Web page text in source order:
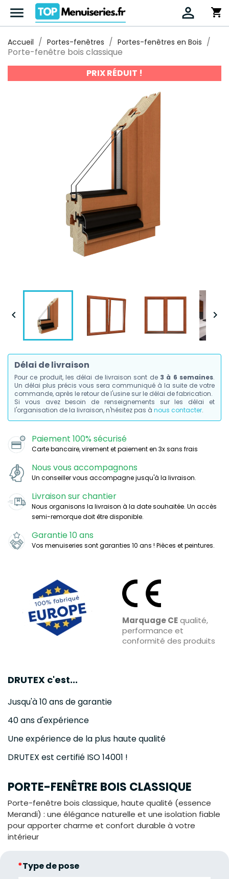
 shopping_cart

Accueil Portes-fenêtres Portes-fenêtres en Bois
Porte-fenêtre bois classique
PRIX RÉDUIT !
 
Délai de livraison
Pour ce produit, les délai de livraison sont de 3 à 6 semaines.
Un délai plus précis vous sera communiqué à la suite de votre
commande, après le retour de l'usine sur le délai de fabrication.
Si vous avez besoin de renseignements sur les délai et
l'organisation de la livraison, n'hésitez pas à nous contacter.
Paiement 100% sécurisé
Carte bancaire, virement et paiement en 3x sans frais
Nous vous accompagnons
Un conseiller vous accompagne jusqu'à la livraison.
Livraison sur chantier
Nous organisons la livraison à la date souhaitée. Un accès
semi-remorque doit être disponible.
Garantie 10 ans
Vos menuiseries sont garanties 10 ans ! Pièces et peintures.
Marquage CEqualité,
performance et
conformité des produits
DRUTEX c'est...
Jusqu'à 10 ans de garantie
40 ans d'expérience
Une expérience de la plus haute qualité
DRUTEX est certifié ISO 14001 !
PORTE-FENÊTRE BOIS CLASSIQUE
Porte-fenêtre bois classique, haute qualité (essence
Merandi) : une élégance naturelle et une isolation fiable
pour apporter charme et confort durable à votre
intérieur
*Type de pose